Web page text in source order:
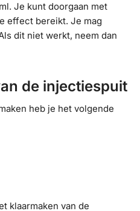
Je kunt doorgaan met
effect bereikt. Je mag
dit niet werkt, neem dan
de injectiespuit
heb je het volgende
klaarmaken van de